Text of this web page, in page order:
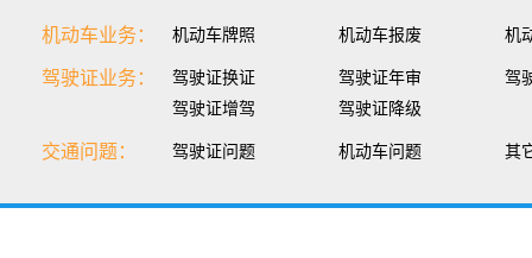
机动车业务： 机动车牌照 机动车报废 机
驾驶证业务： 驾驶证换证 驾驶证年审
驾
驾驶证增驾
驾驶证降级
交通问题： 驾驶证问题 机动车问题 其